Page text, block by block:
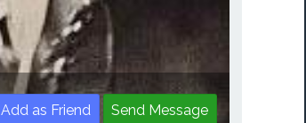
Add as Friend Send Message